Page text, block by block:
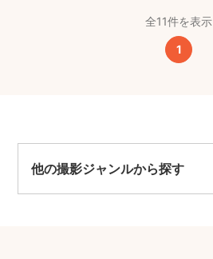
全11件を表示
1
他の撮影ジャンルから探す